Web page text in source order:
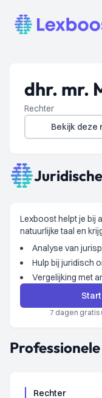
Lexboost
dhr. mr.
Rechter
Bekijk deze
Lexboost helpt je bij
natuurlijke taal en
Analyse van
Hulp bij juridisch
Vergelijking met
7 dagen
Rechter